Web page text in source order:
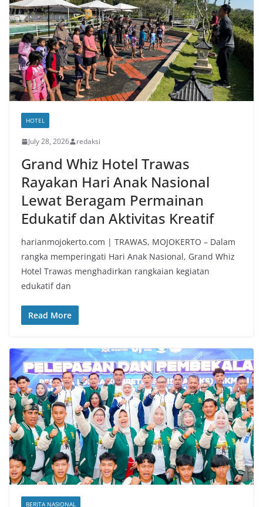
HOTEL
July 28, 2026 redaksi
Grand Whiz Hotel Trawas
Rayakan Hari Anak Nasional
Lewat Beragam Permainan
Edukatif dan Aktivitas Kreatif
harianmojokerto.com | TRAWAS, MOJOKERTO – Dalam
rangka memperingati Hari Anak Nasional, Grand Whiz
Hotel Trawas menghadirkan rangkaian kegiatan
edukatif dan
Read More
BERITA NASIONAL